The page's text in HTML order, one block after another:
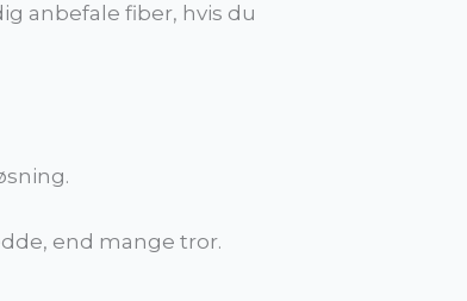
anbefale fiber, hvis du
end mange tror.